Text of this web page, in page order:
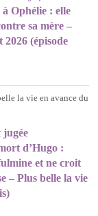
Ophélie : elle
sa mère –
2026 (épisode
la vie en avance du
jugée
d’Hugo :
et ne croit
– Plus belle la vie